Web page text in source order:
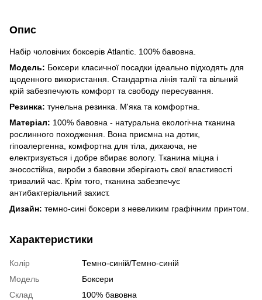
Опис
Набір чоловічих боксерів Atlantic. 100% бавовна.
Модель: Боксери класичної посадки ідеально підходять для
щоденного використання. Стандартна лінія талії та вільний
крій забезпечують комфорт та свободу пересування.
Резинка: тунельна резинка. М'яка та комфортна.
Матеріал: 100% бавовна - натуральна екологічна тканина
рослинного походження. Вона приємна на дотик,
гіпоалергенна, комфортна для тіла, дихаюча, не
електризується і добре вбирає вологу. Тканина міцна і
зносостійка, вироби з бавовни зберігають свої властивості
тривалий час. Крім того, тканина забезпечує
антибактеріальний захист.
Дизайн: темно-сині боксери з невеликим графічним принтом.
Характеристики
Колір
Темно-синій/Темно-синій
Модель
Боксери
Склад
100% бавовна